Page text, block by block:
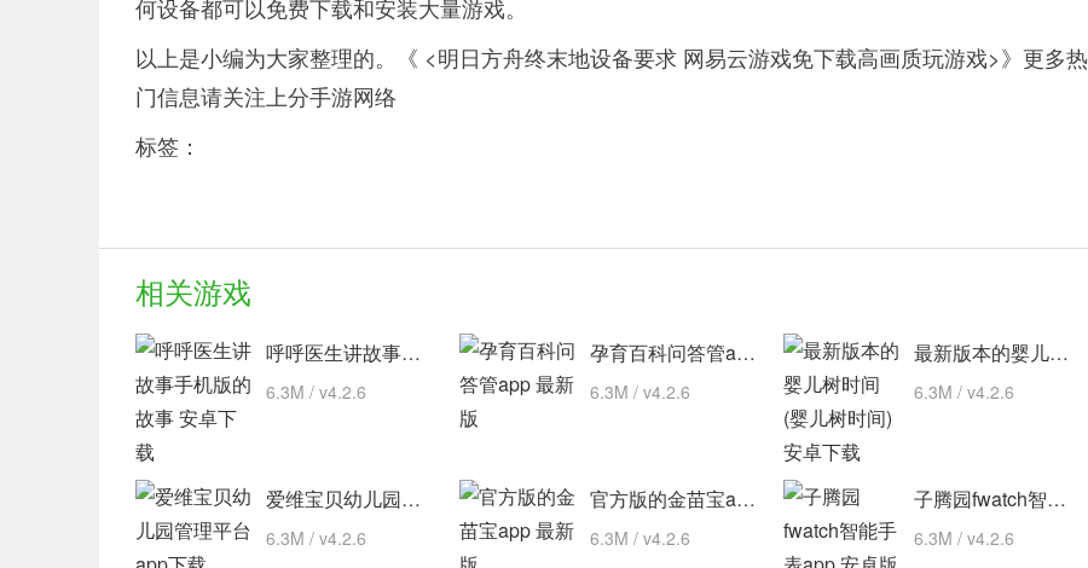
何设备都可以免费下载和安装大量游戏。
以上是小编为大家整理的。《 <明日方舟终末地设备要求 网易云游戏免下载高画质玩游戏>》更多热
门信息请关注上分手游网络
标签：
相关游戏
呼呼医生讲故事手机版的故事 安卓下载
6.3M / v4.2.6
孕育百科问答管app 最新版
6.3M / v4.2.6
最新版本的婴儿树时间(婴儿树时间) 安卓下载
6.3M / v4.2.6
爱维宝贝幼儿园管理平台 app下载
6.3M / v4.2.6
官方版的金苗宝app 最新版
6.3M / v4.2.6
子腾园fwatch智能手表app 安卓版
6.3M / v4.2.6